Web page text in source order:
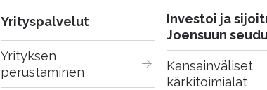
Yrityspalvelut
Yrityksen
perustaminen
Investoi ja
Joensuun
Kansainväliset
kärkitoimialat